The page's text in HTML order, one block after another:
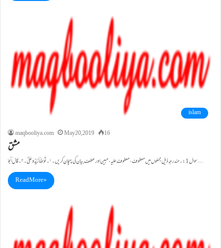
islam
maqbooliya.com
May 20, 2019 16
مشق
سوال1:۔مندرجہ ذیل جملوں میں معطوف ،معطوف علیہ ،مبین اور عطف بیان کی پہچان کریں۔ ۱۔تَوَضَّأَ زَیْدٌ وَعَلِیٌّ۔۲۔قَالَ أَبُوْ…
Read More »